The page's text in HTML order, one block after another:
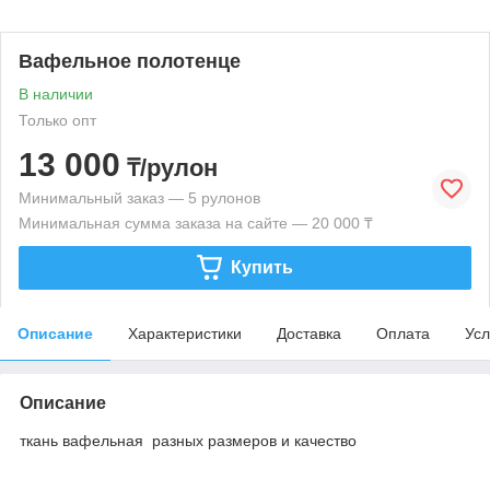
Вафельное полотенце
В наличии
Только опт
13 000 ₸/рулон
Минимальный заказ — 5 рулонов
Минимальная сумма заказа на сайте — 20 000 ₸
Купить
Описание Характеристики Доставка Оплата
Описание
ткань вафельная разных размеров и качество